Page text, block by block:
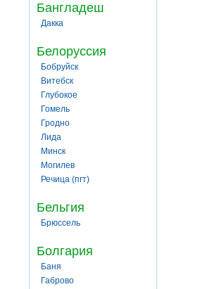
Бангладеш
Дакка
Белоруссия
Бобруйск
Витебск
Глубокое
Гомель
Гродно
Лида
Минск
Могилев
Речица (пгт)
Бельгия
Брюссель
Болгария
Баня
Габрово